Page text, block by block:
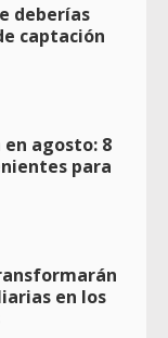
deberías
captación
agosto: 8
para
en los